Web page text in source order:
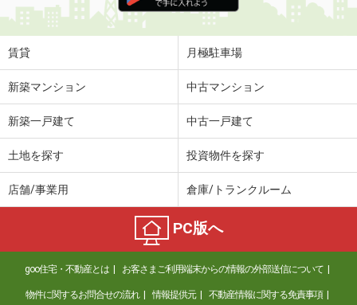
賃貸 月極駐車場
新築マンション 中古マンション
新築一戸建て 中古一戸建て
土地を探す 投資物件を探す
店舗/事業用 倉庫/トランクルーム
PC版へ
goo住宅・不動産とは お客さまご利用端末からの情報の外部送信について
物件に関するお問合せの流れ 情報提供元 不動産情報に関する免責事項